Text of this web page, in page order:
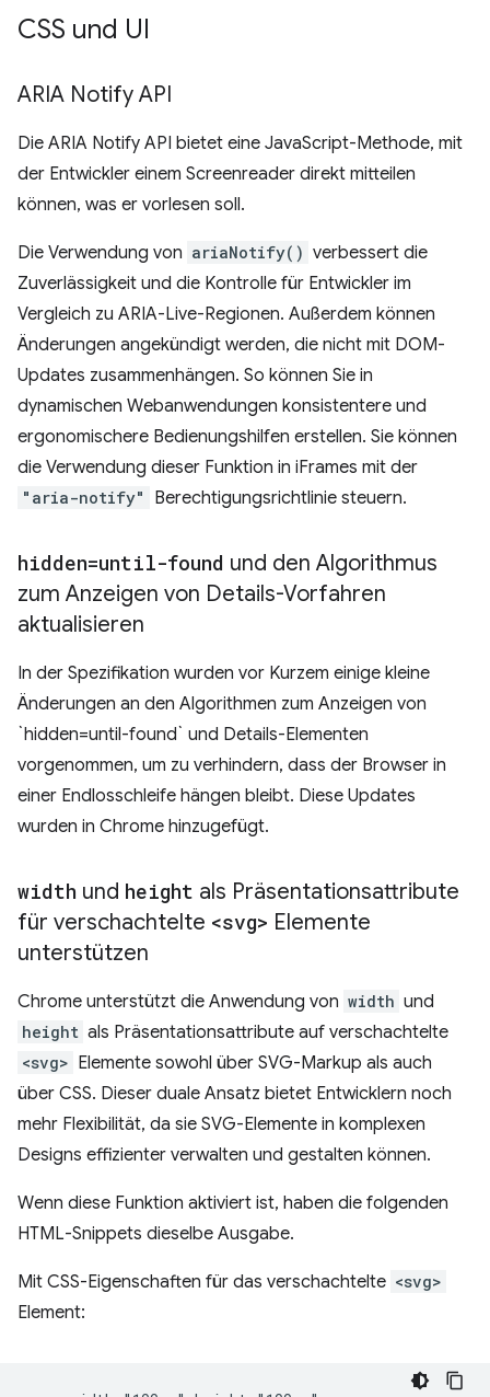
CSS und UI
ARIA Notify API
Die ARIA Notify API bietet eine JavaScript-Methode, mit
der Entwickler einem Screenreader direkt mitteilen
können, was er vorlesen soll.
Die Verwendung von ariaNotify() verbessert die
Zuverlässigkeit und die Kontrolle für Entwickler im
Vergleich zu ARIA-Live-Regionen. Außerdem können
Änderungen angekündigt werden, die nicht mit DOM-
Updates zusammenhängen. So können Sie in
dynamischen Webanwendungen konsistentere und
ergonomischere Bedienungshilfen erstellen. Sie können
die Verwendung dieser Funktion in iFrames mit der
"aria-notify" Berechtigungsrichtlinie steuern.
hidden=until-found und den Algorithmus
zum Anzeigen von Details-Vorfahren
aktualisieren
In der Spezifikation wurden vor Kurzem einige kleine
Änderungen an den Algorithmen zum Anzeigen von
`hidden=until-found` und Details-Elementen
vorgenommen, um zu verhindern, dass der Browser in
einer Endlosschleife hängen bleibt. Diese Updates
wurden in Chrome hinzugefügt.
width und height als Präsentationsattribute
für verschachtelte <svg> Elemente
unterstützen
Chrome unterstützt die Anwendung von width und
height als Präsentationsattribute auf verschachtelte
<svg> Elemente sowohl über SVG-Markup als auch
über CSS. Dieser duale Ansatz bietet Entwicklern noch
mehr Flexibilität, da sie SVG-Elemente in komplexen
Designs effizienter verwalten und gestalten können.
Wenn diese Funktion aktiviert ist, haben die folgenden
HTML-Snippets dieselbe Ausgabe.
Mit CSS-Eigenschaften für das verschachtelte <svg>
Element: